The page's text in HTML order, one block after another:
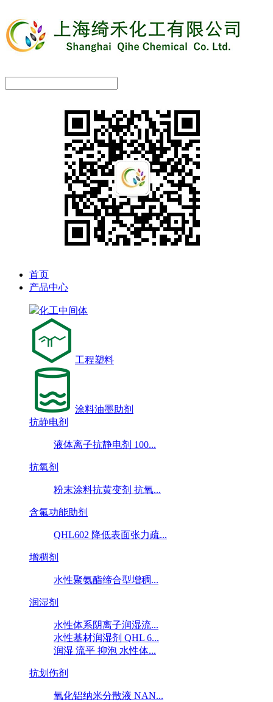
首页
产品中心
化工中间体
工程塑料
涂料油墨助剂
抗静电剂
液体离子抗静电剂 100...
抗氧剂
粉末涂料抗黄变剂 抗氧...
含氟功能助剂
QHL602 降低表面张力疏...
增稠剂
水性聚氨酯缔合型增稠...
润湿剂
水性体系阴离子润湿流...
水性基材润湿剂 QHL 6...
润湿 流平 抑泡 水性体...
抗划伤剂
氧化铝纳米分散液 NAN...